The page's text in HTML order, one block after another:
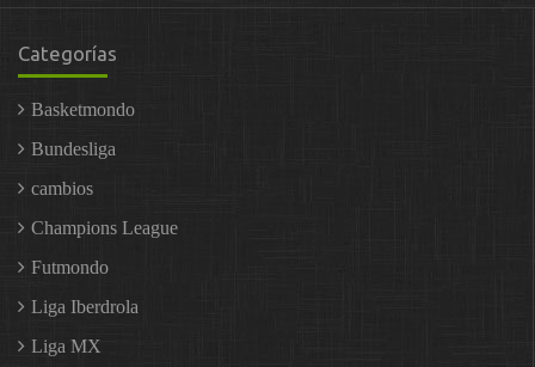
Categorías
Basketmondo
Bundesliga
cambios
Champions League
Futmondo
Liga Iberdrola
Liga MX